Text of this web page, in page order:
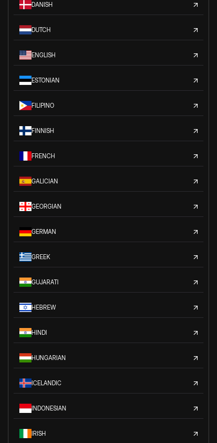
DANISH
DUTCH
ENGLISH
ESTONIAN
FILIPINO
FINNISH
FRENCH
GALICIAN
GEORGIAN
GERMAN
GREEK
GUJARATI
HEBREW
HINDI
HUNGARIAN
ICELANDIC
INDONESIAN
IRISH